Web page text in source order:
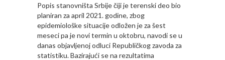
Popis stanovništa Srbije čiji je terenski deo bio
planiran za april 2021. godine, zbog
epidemiološke situacije odložen je za šest
meseci pa je novi termin u oktobru, navodi se u
danas objavljenoj odluci Republičkog zavoda za
statistiku. Bazirajući se na rezultatima